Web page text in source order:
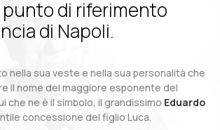
di riferimento
di Napoli.
nella sua veste e nella sua personalità che
il nome del maggiore esponente del
che ne è il simbolo, il grandissimo Eduardo
concessione del figlio Luca.